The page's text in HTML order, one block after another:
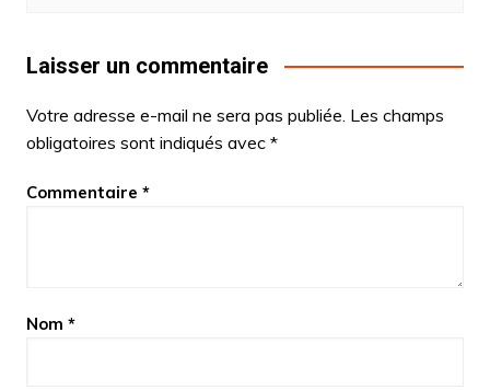
Laisser un commentaire
Votre adresse e-mail ne sera pas publiée. Les champs
obligatoires sont indiqués avec *
Commentaire *
Nom *